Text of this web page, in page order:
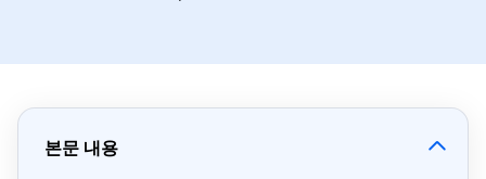
본문 내용